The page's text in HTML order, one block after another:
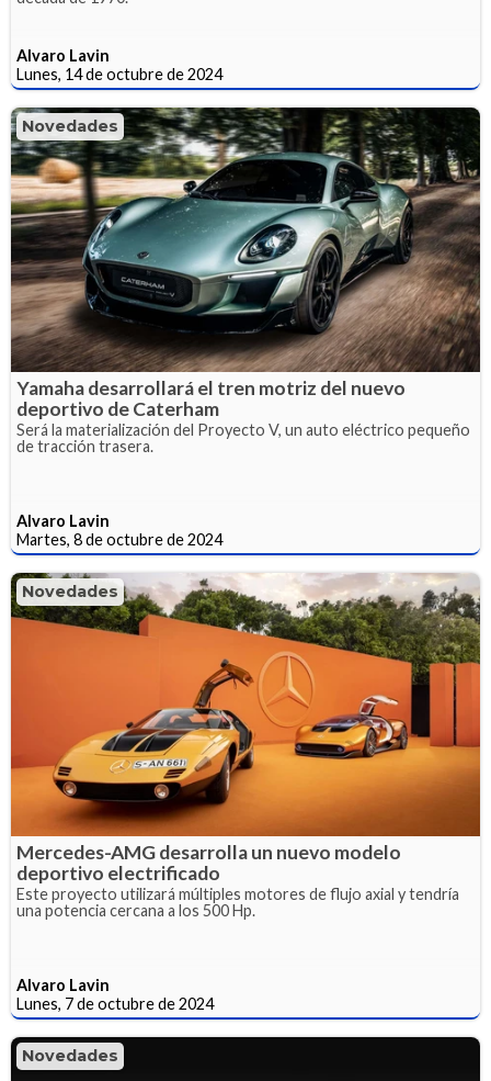
Alvaro Lavin
Lunes, 14 de octubre de 2024
Novedades
Yamaha desarrollará el tren motriz del nuevo
deportivo de Caterham
Será la materialización del Proyecto V, un auto eléctrico pequeño
de tracción trasera.
Alvaro Lavin
Martes, 8 de octubre de 2024
Novedades
Mercedes-AMG desarrolla un nuevo modelo
deportivo electrificado
Este proyecto utilizará múltiples motores de flujo axial y tendría
una potencia cercana a los 500 Hp.
Alvaro Lavin
Lunes, 7 de octubre de 2024
Novedades